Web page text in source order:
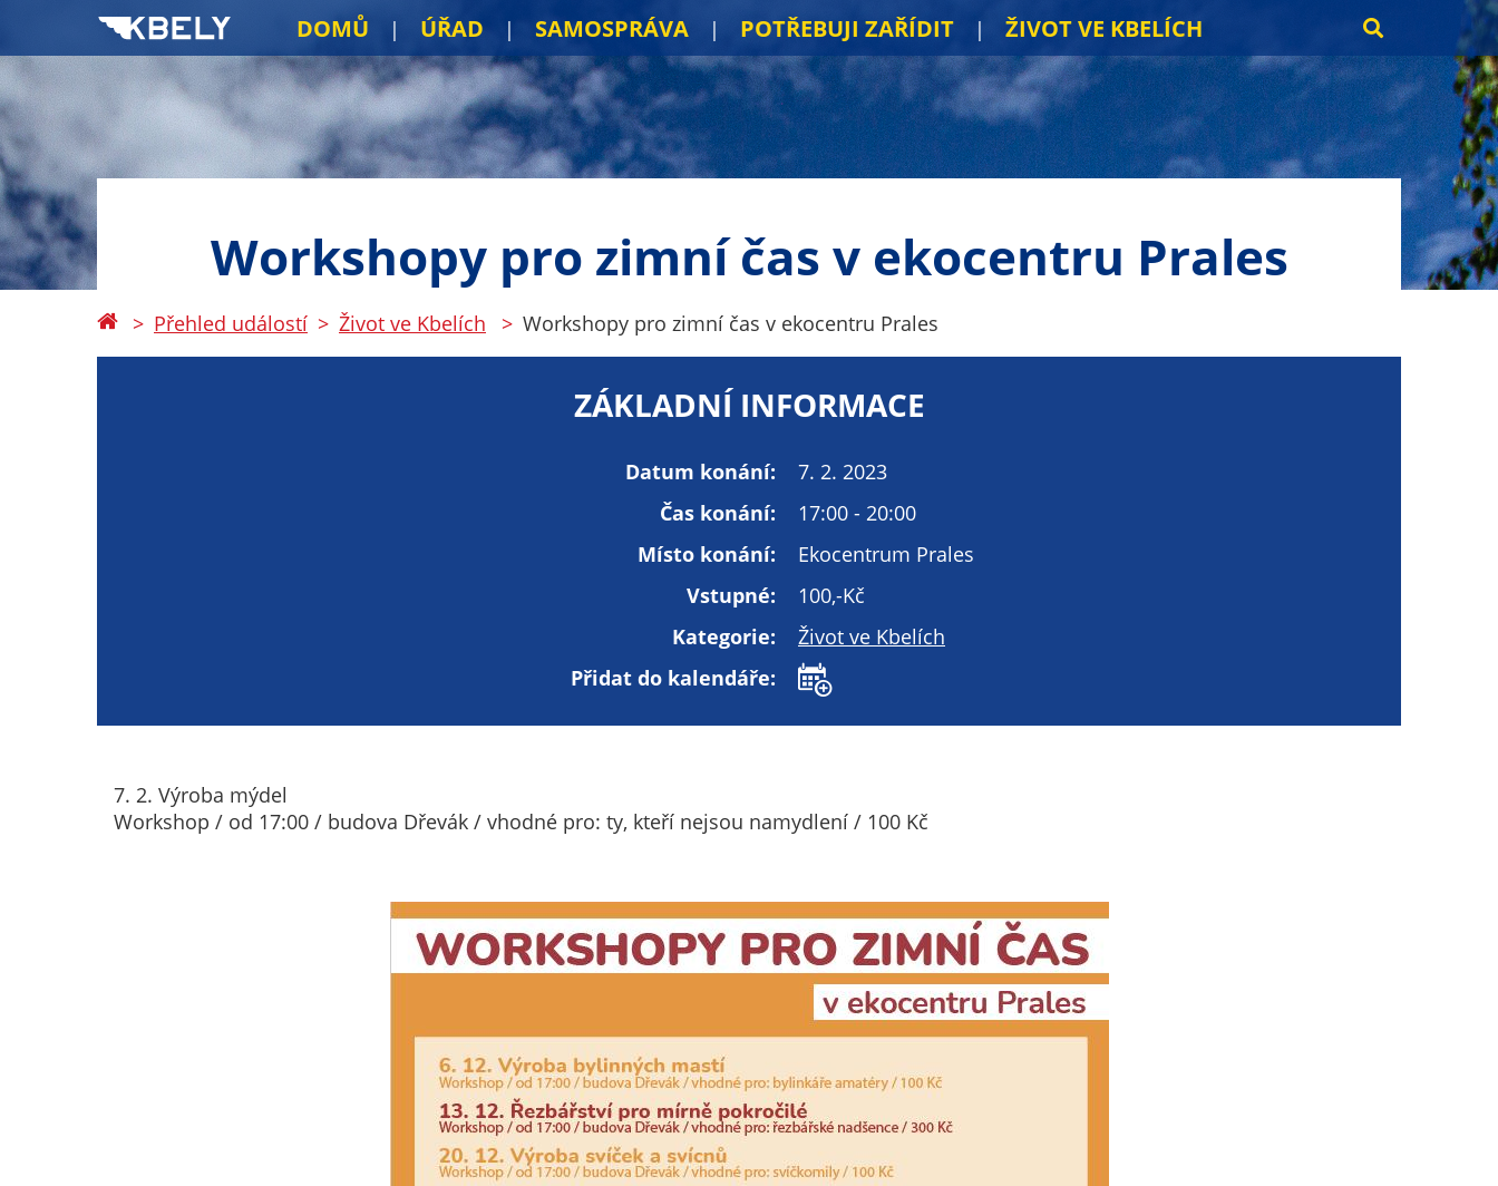
DOMŮ ÚŘAD SAMOSPRÁVA POTŘEBUJI ZAŘÍDIT ŽIVOT VE KBELÍCH
Workshopy pro zimní čas v ekocentru Prales
Přehled událostí Život ve Kbelích Workshopy pro zimní čas v ekocentru Prales
ZÁKLADNÍ INFORMACE
Datum konání:
7. 2. 2023
Čas konání:
17:00 - 20:00
Místo konání:
Ekocentrum Prales
Vstupné:
100,-Kč
Kategorie:
Život ve Kbelích
Přidat do kalendáře:
7. 2. Výroba mýdel
Workshop / od 17:00 / budova Dřevák / vhodné pro: ty, kteří nejsou namydlení / 100 Kč
Technické
cookies
Technické
cookies jsou
nezbytné pro
správné
fungování
webu a všech
využitím
našem webu. Z
tohoto důvodu
technické
cookies
nemohou být
individuálně
nebo
aktivovány.